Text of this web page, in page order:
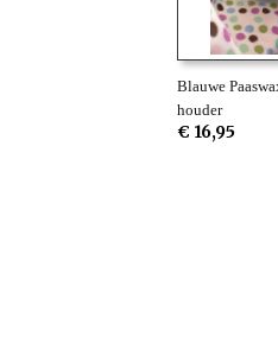
Blauwe
houder
€ 16,95